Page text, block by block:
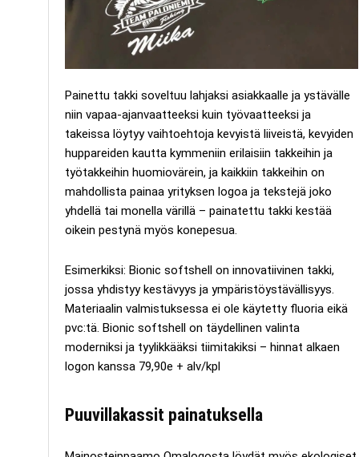
Painettu takki soveltuu lahjaksi asiakkaalle ja ystävälle
niin vapaa-ajanvaatteeksi kuin työvaatteeksi ja
takeissa löytyy vaihtoehtoja kevyistä liiveistä, kevyiden
huppareiden kautta kymmeniin erilaisiin takkeihin ja
työtakkeihin huomiovärein, ja kaikkiin takkeihin on
mahdollista painaa yrityksen logoa ja tekstejä joko
yhdellä tai monella värillä – painatettu takki kestää
oikein pestynä myös konepesua.
Esimerkiksi: Bionic softshell on innovatiivinen takki,
jossa yhdistyy kestävyys ja ympäristöystävällisyys.
Materiaalin valmistuksessa ei ole käytetty fluoria eikä
pvc:tä. Bionic softshell on täydellinen valinta
moderniksi ja tyylikkääksi tiimitakiksi – hinnat alkaen
logon kanssa 79,90e + alv/kpl
Puuvillakassit painatuksella